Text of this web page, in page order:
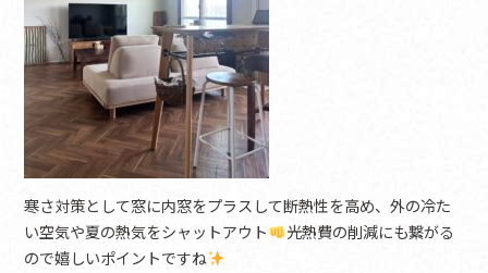
寒さ対策として窓に内窓をプラスして断熱性を高め、外の冷た
い空気や夏の熱気をシャットアウト
光熱費の削減にも繋がる
ので嬉しいポイントですね